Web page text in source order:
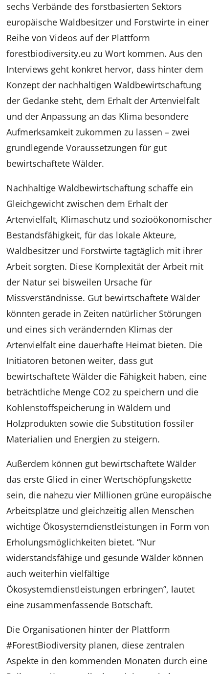
sechs Verbände des forstbasierten Sektors
europäische Waldbesitzer und Forstwirte in einer
Reihe von Videos auf der Plattform
forestbiodiversity.eu zu Wort kommen. Aus den
Interviews geht konkret hervor, dass hinter dem
Konzept der nachhaltigen Waldbewirtschaftung
der Gedanke steht, dem Erhalt der Artenvielfalt
und der Anpassung an das Klima besondere
Aufmerksamkeit zukommen zu lassen – zwei
grundlegende Voraussetzungen für gut
bewirtschaftete Wälder.
Nachhaltige Waldbewirtschaftung schaffe ein
Gleichgewicht zwischen dem Erhalt der
Artenvielfalt, Klimaschutz und sozioökonomischer
Bestandsfähigkeit, für das lokale Akteure,
Waldbesitzer und Forstwirte tagtäglich mit ihrer
Arbeit sorgten. Diese Komplexität der Arbeit mit
der Natur sei bisweilen Ursache für
Missverständnisse. Gut bewirtschaftete Wälder
könnten gerade in Zeiten natürlicher Störungen
und eines sich verändernden Klimas der
Artenvielfalt eine dauerhafte Heimat bieten. Die
Initiatoren betonen weiter, dass gut
bewirtschaftete Wälder die Fähigkeit haben, eine
beträchtliche Menge CO2 zu speichern und die
Kohlenstoffspeicherung in Wäldern und
Holzprodukten sowie die Substitution fossiler
Materialien und Energien zu steigern.
Außerdem können gut bewirtschaftete Wälder
das erste Glied in einer Wertschöpfungskette
sein, die nahezu vier Millionen grüne europäische
Arbeitsplätze und gleichzeitig allen Menschen
wichtige Ökosystemdienstleistungen in Form von
Erholungsmöglichkeiten bietet. “Nur
widerstandsfähige und gesunde Wälder können
auch weiterhin vielfältige
Ökosystemdienstleistungen erbringen”, lautet
eine zusammenfassende Botschaft.
Die Organisationen hinter der Plattform
#ForestBiodiversity planen, diese zentralen
Aspekte in den kommenden Monaten durch eine